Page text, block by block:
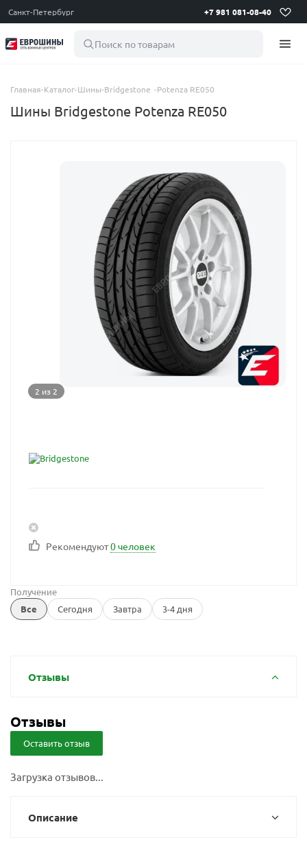
Санкт-Петербург +7 981 081-08-40
Поиск по товарам
Главная-Каталог-Шины-Bridgestone -Potenza RE050
Шины Bridgestone Potenza RE050
2 из 2
Рекомендуют0 человек
Получение
Все
Сегодня Завтра 3-4 дня
Отзывы
Отзывы
Оставить отзыв
Загрузка отзывов...
Описание